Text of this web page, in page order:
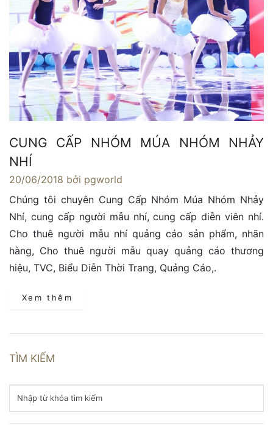
CUNG CẤP NHÓM MÚA NHÓM NHẢY
NHÍ
20/06/2018 bởi pgworld
Chúng tôi chuyên Cung Cấp Nhóm Múa Nhóm Nhảy
Nhí, cung cấp người mẫu nhí, cung cấp diễn viên nhí.
Cho thuê người mẫu nhí quảng cáo sản phẩm, nhãn
hàng, Cho thuê người mẫu quay quảng cáo thương
hiệu, TVC, Biểu Diễn Thời Trang, Quảng Cáo,.
Xem thêm
TÌM KIẾM